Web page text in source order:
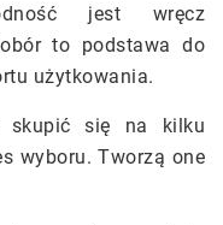
jest wręcz
to podstawa do
użytkowania.
skupić się na kilku
wyboru. Tworzą one